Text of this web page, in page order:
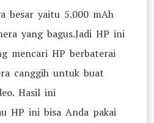
besar yaitu 5.000 mAh
yang bagus.Jadi HP ini
mencari HP berbaterai
canggih untuk buat
Hasil ini
HP ini bisa Anda pakai